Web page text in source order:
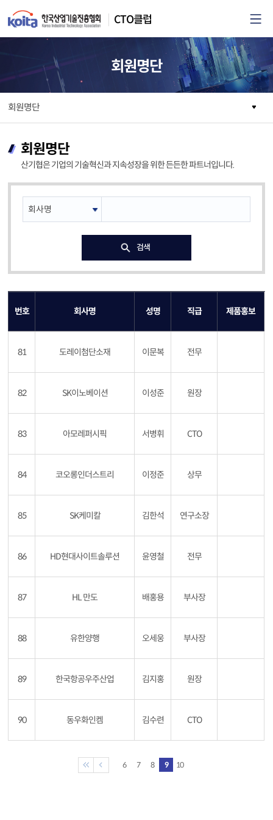
CTO클럽
회원명단
회원명단
회원명단
산기협은 기업의 기술혁신과 지속성장을 위한 든든한 파트너입니다.
검색
번호 회사명 성명 직급 제품홍보
81 도레이첨단소재 이문복 전무
82 SK이노베이션 이성준 원장
83 아모레퍼시픽 서병휘 CTO
84 코오롱인더스트리 이정준 상무
85 SK케미칼 김한석 연구소장
86 HD현대사이트솔루션 윤영철 전무
87 HL 만도 배홍용 부사장
88 유한양행 오세웅 부사장
89 한국항공우주산업 김지홍 원장
90 동우화인켐 김수련 CTO
6 7 8 9 10